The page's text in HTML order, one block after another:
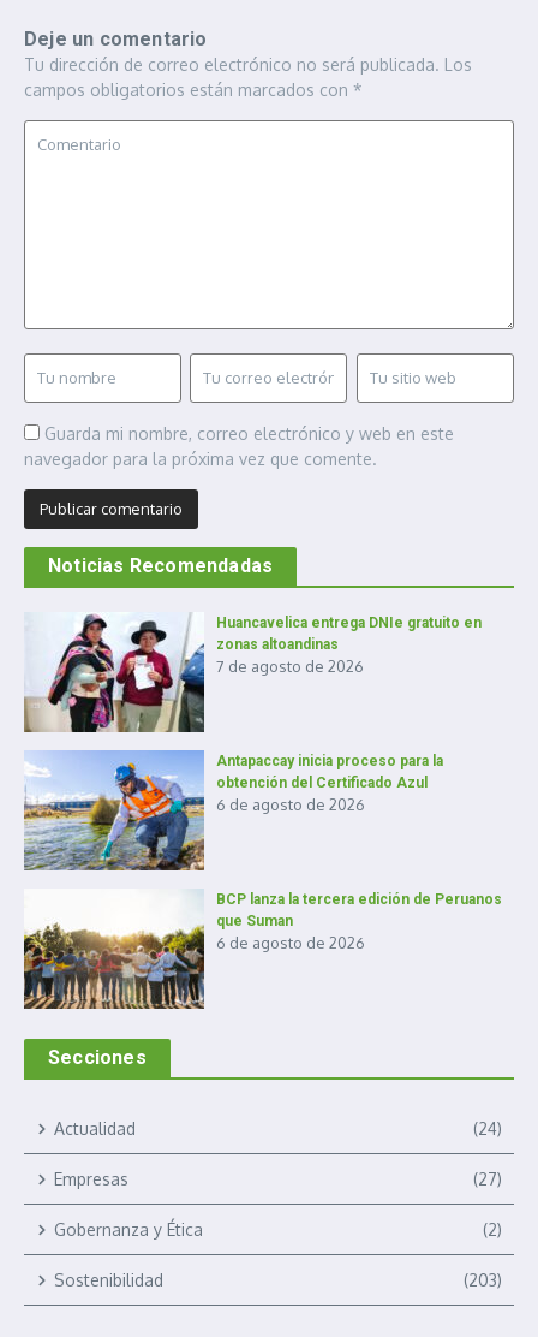
Deje un comentario
Tu dirección de correo electrónico no será publicada. Los
campos obligatorios están marcados con *
Guarda mi nombre, correo electrónico y web en este
navegador para la próxima vez que comente.
Noticias Recomendadas
Huancavelica entrega DNIe gratuito en
zonas altoandinas
7 de agosto de 2026
Antapaccay inicia proceso para la
obtención del Certificado Azul
6 de agosto de 2026
BCP lanza la tercera edición de Peruanos
que Suman
6 de agosto de 2026
Secciones
Actualidad (24)
Empresas (27)
Gobernanza y Ética (2)
Sostenibilidad (203)